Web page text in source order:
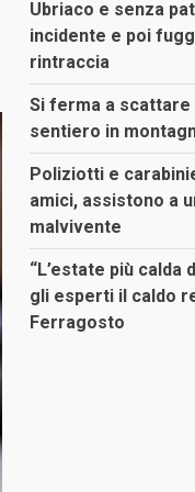
Ubriaco e senza
incidente e poi
rintraccia
Si ferma a
sentiero in
Poliziotti e
amici, assistono a
malvivente
“L’estate più calda
gli esperti il caldo
Ferragosto